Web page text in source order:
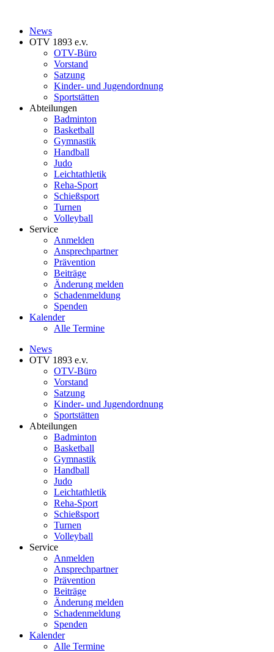
News
OTV 1893 e.v.
OTV-Büro
Vorstand
Satzung
Kinder- und Jugendordnung
Sportstätten
Abteilungen
Badminton
Basketball
Gymnastik
Handball
Judo
Leichtathletik
Reha-Sport
Schießsport
Turnen
Volleyball
Service
Anmelden
Ansprechpartner
Prävention
Beiträge
Änderung melden
Schadenmeldung
Spenden
Kalender
Alle Termine
News
OTV 1893 e.v.
OTV-Büro
Vorstand
Satzung
Kinder- und Jugendordnung
Sportstätten
Abteilungen
Badminton
Basketball
Gymnastik
Handball
Judo
Leichtathletik
Reha-Sport
Schießsport
Turnen
Volleyball
Service
Anmelden
Ansprechpartner
Prävention
Beiträge
Änderung melden
Schadenmeldung
Spenden
Kalender
Alle Termine